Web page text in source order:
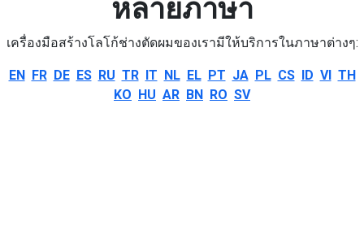
หลายภาษา
เครื่องมือสร้างโลโก้ช่างตัดผมของเรามีให้บริการในภาษาต่างๆ:
EN FR DE ES RU TR IT NL EL PT JA PL CS ID VI TH
KO HU AR BN RO SV